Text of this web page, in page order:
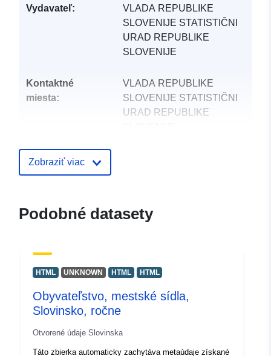
Vydavateľ:
VLADA REPUBLIKE
SLOVENIJE STATISTIČNI
URAD REPUBLIKE
SLOVENIJE
Kontaktné
miesta:
VLADA REPUBLIKE
SLOVENIJE STATISTIČNI
URAD REPUBLIKE
Aktualizované na základe
uriRef: http://data.europa.eu/88u/dataset/
Zobraziť viac
Podobné datasety
HTML UNKNOWN HTML HTML
Obyvateľstvo, mestské sídla,
Slovinsko, ročne
Otvorené údaje Slovinska
Táto zbierka automaticky zachytáva metaúdaje získané